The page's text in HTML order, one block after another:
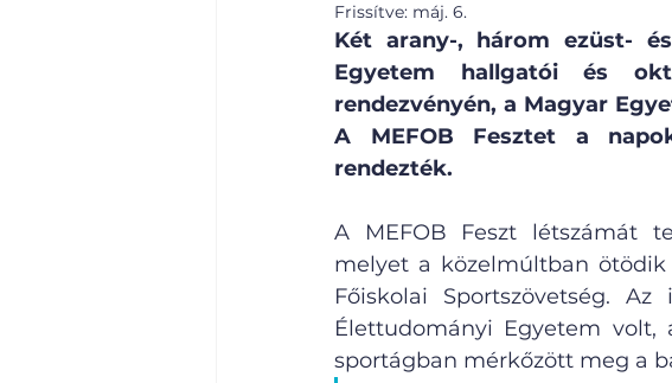
Frissítve: máj. 6.
Két arany-, három ezüst-
Egyetem hallgatói és
rendezvényén, a Magyar
A MEFOB Fesztet a
rendezték.
A MEFOB Feszt létszámát
melyet a közelmúltban
Főiskolai Sportszövetség.
Élettudományi Egyetem
sportágban mérkőzött meg a